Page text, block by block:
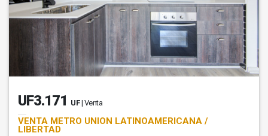
UF3.171 UF | Venta
VENTA METRO UNION LATINOAMERICANA /
LIBERTAD